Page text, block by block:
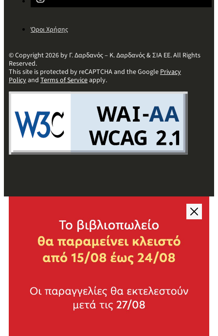
Όροι Χρήσης
© Copyright 2026 by Γ. Δαρδανός – Κ. Δαρδανός & ΣΙΑ ΕΕ. All Rights
Reserved.
This site is protected by reCAPTCHA and the GooglePrivacy
Policyand Terms of Serviceapply.